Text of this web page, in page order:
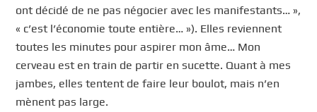
ont décidé de ne pas négocier avec les manifestants… »,
« c’est l’économie toute entière… »). Elles reviennent
toutes les minutes pour aspirer mon âme… Mon
cerveau est en train de partir en sucette. Quant à mes
jambes, elles tentent de faire leur boulot, mais n’en
mènent pas large.